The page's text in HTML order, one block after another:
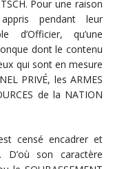
Pour une raison
pendant leur
d’Officier, qu’une
dont le contenu
qui sont en mesure
PRIVÉ, les ARMES
de la NATION
censé encadrer et
son caractère